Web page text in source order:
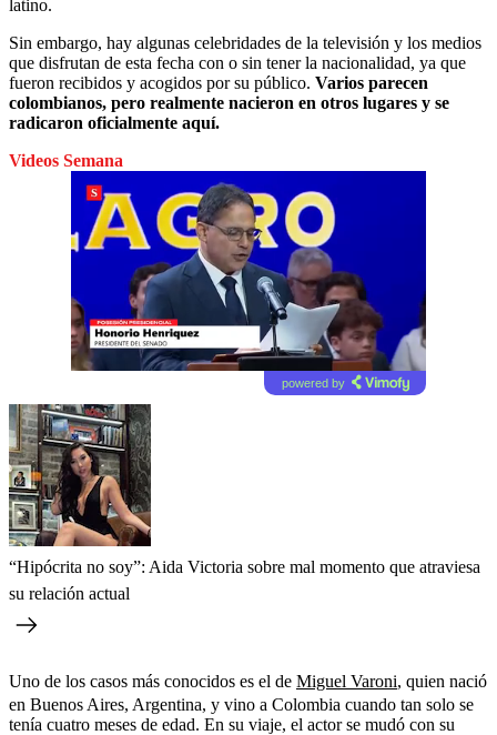
latino.
Sin embargo, hay algunas celebridades de la televisión y los medios
que disfrutan de esta fecha con o sin tener la nacionalidad, ya que
fueron recibidos y acogidos por su público. Varios parecen
colombianos, pero realmente nacieron en otros lugares y se
radicaron oficialmente aquí.
Videos Semana
powered by
“Hipócrita no soy”: Aida Victoria sobre mal momento que atraviesa
su relación actual
Uno de los casos más conocidos es el de Miguel Varoni, quien nació
en Buenos Aires, Argentina, y vino a Colombia cuando tan solo se
tenía cuatro meses de edad. En su viaje, el actor se mudó con su